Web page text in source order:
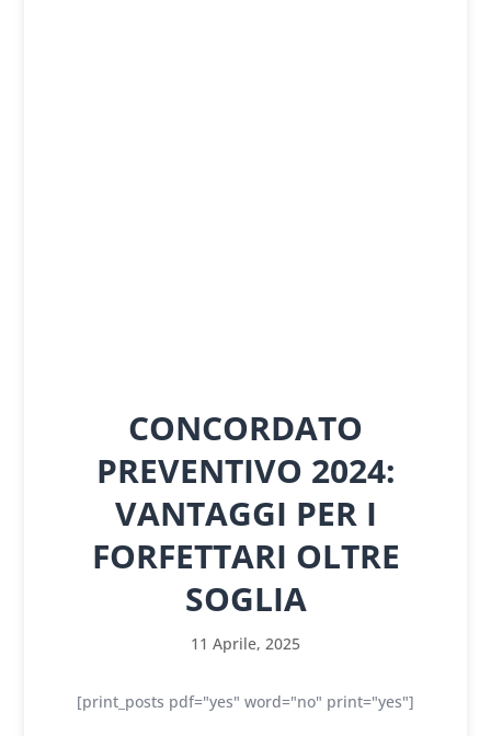
CONCORDATO
PREVENTIVO 2024:
VANTAGGI PER I
FORFETTARI OLTRE
SOGLIA
11 Aprile, 2025
[print_posts pdf="yes" word="no" print="yes"]